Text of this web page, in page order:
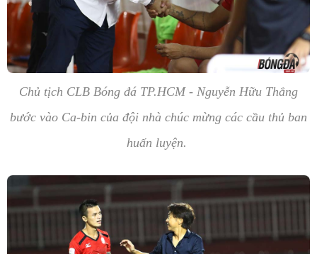
Chủ tịch CLB Bóng đá TP.HCM - Nguyễn Hữu Thắng
bước vào Ca-bin của đội nhà chúc mừng các cầu thủ ban
huấn luyện.